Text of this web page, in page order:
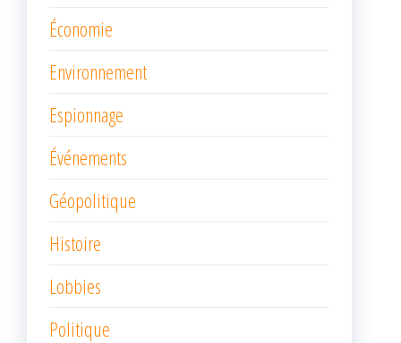
Économie
Environnement
Espionnage
Événements
Géopolitique
Histoire
Lobbies
Politique